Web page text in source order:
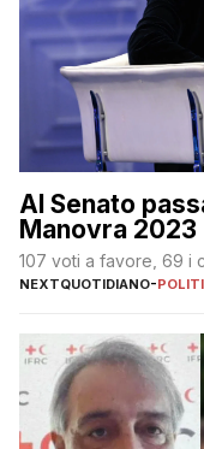
Al Senato
Manovra 2023
107 voti a favore, 69 i
NEXTQUOTIDIANO-